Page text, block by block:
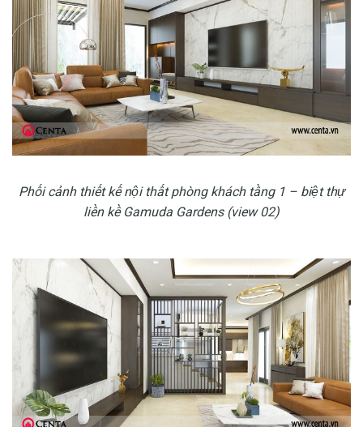
Phối cảnh thiết kế nội thất phòng khách tầng 1 – biệt thự
liền kề Gamuda Gardens (view 02)